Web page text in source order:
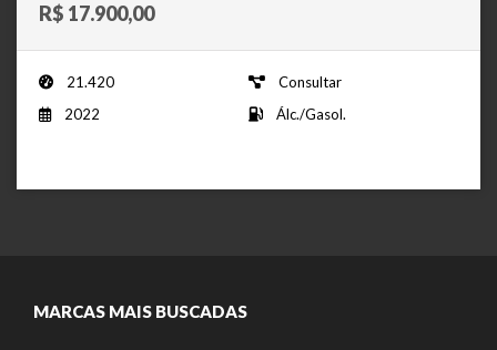
R$ 17.900,00
21.420
Consultar
2022
Álc./Gasol.
MARCAS MAIS BUSCADAS